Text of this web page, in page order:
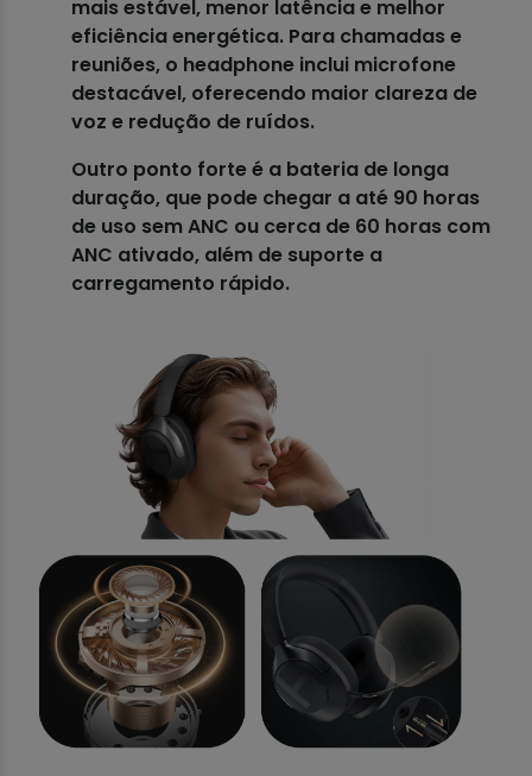
mais estável, menor latência e melhor
eficiência energética. Para chamadas e
reuniões, o headphone inclui microfone
destacável, oferecendo maior clareza de
voz e redução de ruídos.
Outro ponto forte é a bateria de longa
duração, que pode chegar a até 90 horas
de uso sem ANC ou cerca de 60 horas com
ANC ativado, além de suporte a
carregamento rápido.